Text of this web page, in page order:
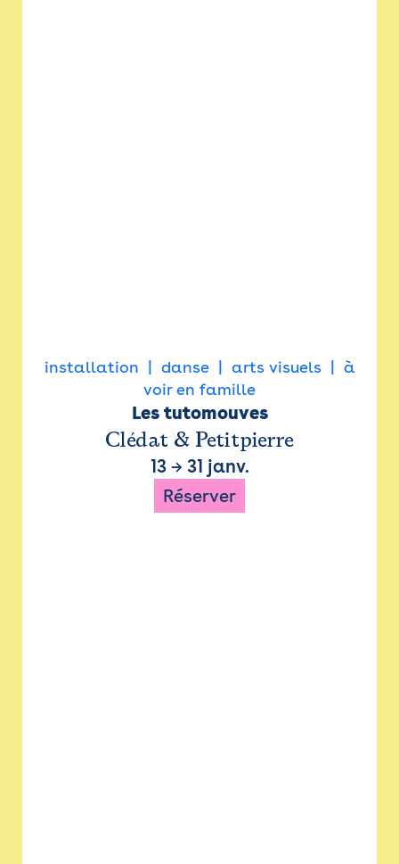
installation danse arts visuels
à
voir en famille
Les tutomouves
Clédat & Petitpierre
13→ 31 janv.
Réserver